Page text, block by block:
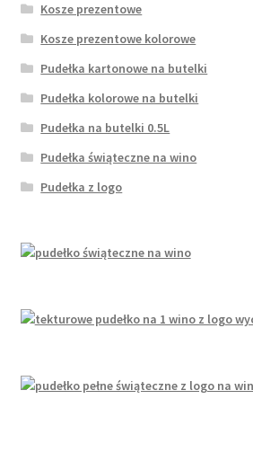
Kosze prezentowe
Kosze prezentowe kolorowe
Pudełka kartonowe na butelki
Pudełka kolorowe na butelki
Pudełka na butelki 0.5L
Pudełka świąteczne na wino
Pudełka z logo